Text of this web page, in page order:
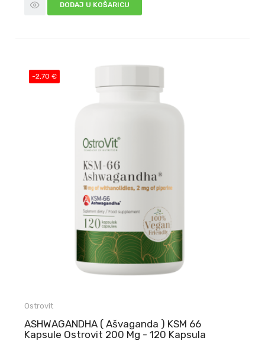
DODAJ U KOŠARICU
-2,70 €
Ostrovit
ASHWAGANDHA ( Ašvaganda ) KSM 66
Kapsule Ostrovit 200 Mg - 120 Kapsula